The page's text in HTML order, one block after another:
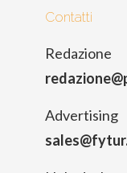
Contatti
Redazione
Advertising